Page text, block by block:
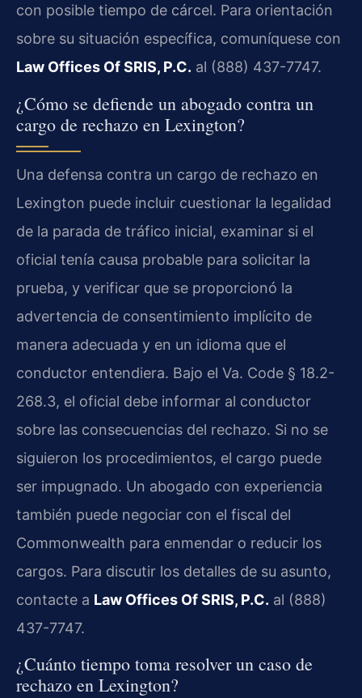
con posible tiempo de cárcel. Para orientación
sobre su situación específica, comuníquese con
Law Offices Of SRIS, P.C. al (888) 437-7747.
¿Cómo se defiende un abogado contra un
cargo de rechazo en Lexington?
Una defensa contra un cargo de rechazo en
Lexington puede incluir cuestionar la legalidad
de la parada de tráfico inicial, examinar si el
oficial tenía causa probable para solicitar la
prueba, y verificar que se proporcionó la
advertencia de consentimiento implícito de
manera adecuada y en un idioma que el
conductor entendiera. Bajo el Va. Code § 18.2-
268.3, el oficial debe informar al conductor
sobre las consecuencias del rechazo. Si no se
siguieron los procedimientos, el cargo puede
ser impugnado. Un abogado con experiencia
también puede negociar con el fiscal del
Commonwealth para enmendar o reducir los
cargos. Para discutir los detalles de su asunto,
contacte a Law Offices Of SRIS, P.C. al (888)
437-7747.
¿Cuánto tiempo toma resolver un caso de
rechazo en Lexington?